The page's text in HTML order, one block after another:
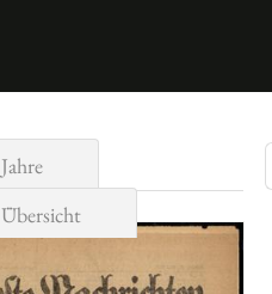
Jahre
Übersicht